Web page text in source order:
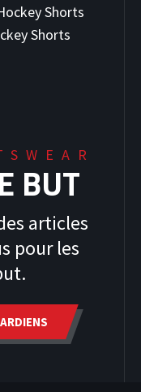
BUT
articles
pour les